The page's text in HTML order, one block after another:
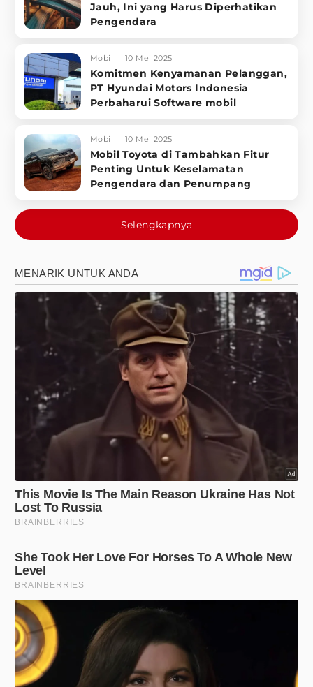
Jauh, Ini yang Harus Diperhatikan
Pengendara
Mobil 10 Mei 2025
Komitmen Kenyamanan Pelanggan,
PT Hyundai Motors Indonesia
Perbaharui Software mobil
Mobil 10 Mei 2025
Mobil Toyota di Tambahkan Fitur
Penting Untuk Keselamatan
Pengendara dan Penumpang
Selengkapnya